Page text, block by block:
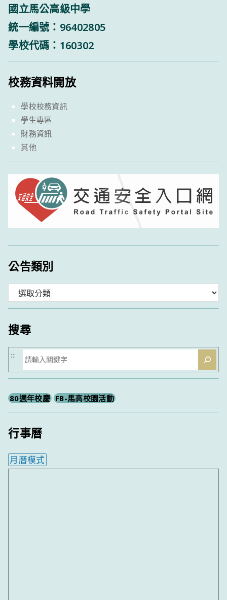
國立馬公高級中學
統一編號：96402805
學校代碼：160302
校務資料開放
學校校務資訊
學生專區
財務資訊
其他
公告類別
類
搜尋
搜
尋
:::
80週年校慶 FB-馬高校園活動
行事曆
月曆模式